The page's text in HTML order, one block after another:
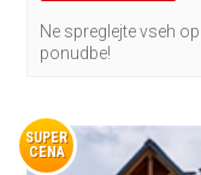
Ne spreglejte vseh
ponudbe!
SUPER
CENA